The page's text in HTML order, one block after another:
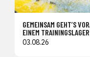
GEMEINSAM GEHT’S
EINEM
03.08.26